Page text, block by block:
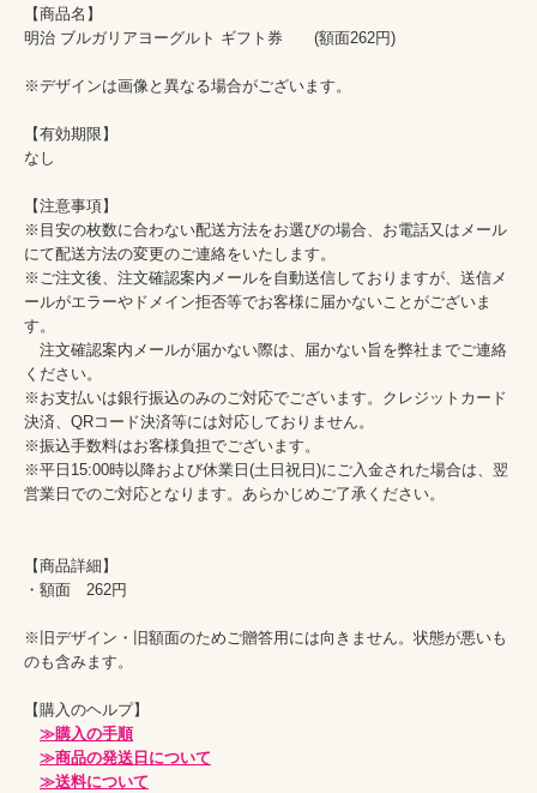
【商品名】
明治 ブルガリアヨーグルト ギフト券　　(額面262円)
※デザインは画像と異なる場合がございます。
【有効期限】
なし
【注意事項】
※目安の枚数に合わない配送方法をお選びの場合、お電話又はメール
にて配送方法の変更のご連絡をいたします。
※ご注文後、注文確認案内メールを自動送信しておりますが、送信メ
ールがエラーやドメイン拒否等でお客様に届かないことがございま
す。
注文確認案内メールが届かない際は、届かない旨を弊社までご連絡
ください。
※お支払いは銀行振込のみのご対応でございます。クレジットカード
決済、QRコード決済等には対応しておりません。
※振込手数料はお客様負担でございます。
※平日15:00時以降および休業日(土日祝日)にご入金された場合は、翌
営業日でのご対応となります。あらかじめご了承ください。
【商品詳細】
・額面　262円
※旧デザイン・旧額面のためご贈答用には向きません。状態が悪いも
のも含みます。
【購入のヘルプ】
≫購入の手順
≫商品の発送日について
≫送料について